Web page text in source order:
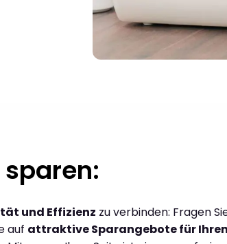
und Effizienz zu verbinden: Fragen
auf attraktive Sparangebote für Ihren